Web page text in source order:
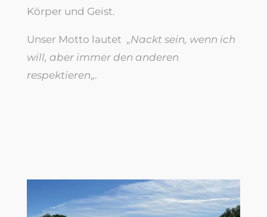
Körper und Geist.
Unser Motto lautet „Nackt sein, wenn ich
will, aber immer den anderen
respektieren„.